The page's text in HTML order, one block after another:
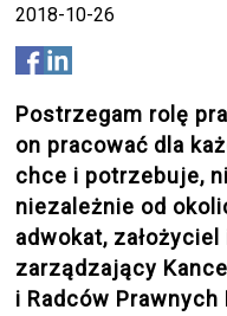
2018-10-26
Postrzegam rolę
on pracować dla
chce i potrzebuje,
niezależnie od
adwokat,
zarządzający
i Radców Prawnych